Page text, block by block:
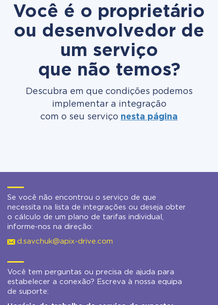
Você é o proprietário
ou desenvolvedor de
um serviço
que não temos?
Descubra em que condições podemos
implementar a integração
com o seu serviço nesta página
Se você não encontrou o serviço de que
necessita na lista de integrações ou deseja obter
o cálculo de um plano de tarifas individual,
informe-nos na direção:
d.savchuk@apix-drive.com
Você tem perguntas ou precisa de ajuda para
estabelecer a conexão? Escreva à nossa equipa
de suporte: